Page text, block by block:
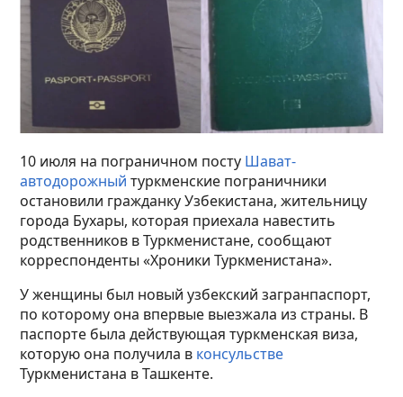
10 июля на пограничном посту Шават-
автодорожный туркменские пограничники
остановили гражданку Узбекистана, жительницу
города Бухары, которая приехала навестить
родственников в Туркменистане, сообщают
корреспонденты «Хроники Туркменистана».
У женщины был новый узбекский загранпаспорт,
по которому она впервые выезжала из страны. В
паспорте была действующая туркменская виза,
которую она получила в консульстве
Туркменистана в Ташкенте.